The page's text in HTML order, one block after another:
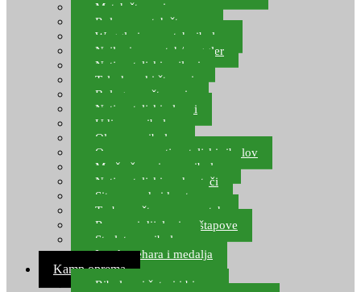
Match štapovi
Role za match štapove
Waggleri za match ribolov
Najloni za match/waggler
Natjecateljski najloni
Teleskopski štapovi
Bolognese štapovi
Natjecateljski plovci
Udice za ribolov
Olovo za ribolov
Oprema za natjecateljski ribolov
Mreže čuvarice za ribolov
Natjecateljski podmetači
Sito, posude i kante
Torbe za štapove – match
Rezervni dijelovi za štapove
Starlete za ribolov
Izrada pehara i medalja
Kamp oprema
Ribolovni šatori i bivvy